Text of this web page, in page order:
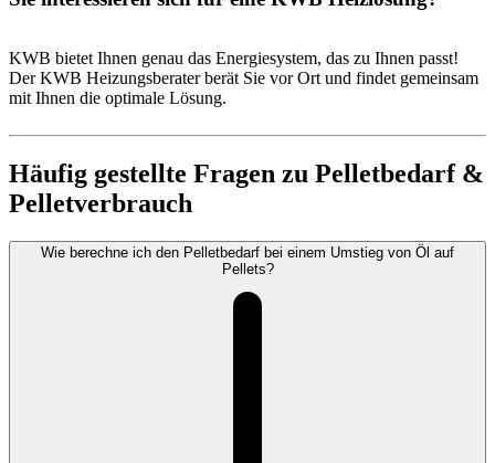
KWB bietet Ihnen genau das Energiesystem, das zu Ihnen passt!
Der KWB Heizungsberater berät Sie vor Ort und findet gemeinsam
mit Ihnen die optimale Lösung.
Häufig gestellte Fragen zu Pelletbedarf &
Pelletverbrauch
Wie berechne ich den Pelletbedarf bei einem Umstieg von Öl auf
Pellets?